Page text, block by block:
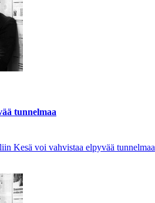
tunnelmaa
Kesä voi vahvistaa elpyvää tunnelmaa